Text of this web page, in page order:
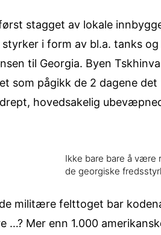
stagget av lokale
styrker i form av bl.a. tanks
til Georgia. Byen
som pågikk de 2 dagene
hovedsakelig
Ikke bare bare å være
de georgiske
militære felttoget bar
…? Mer enn 1.000